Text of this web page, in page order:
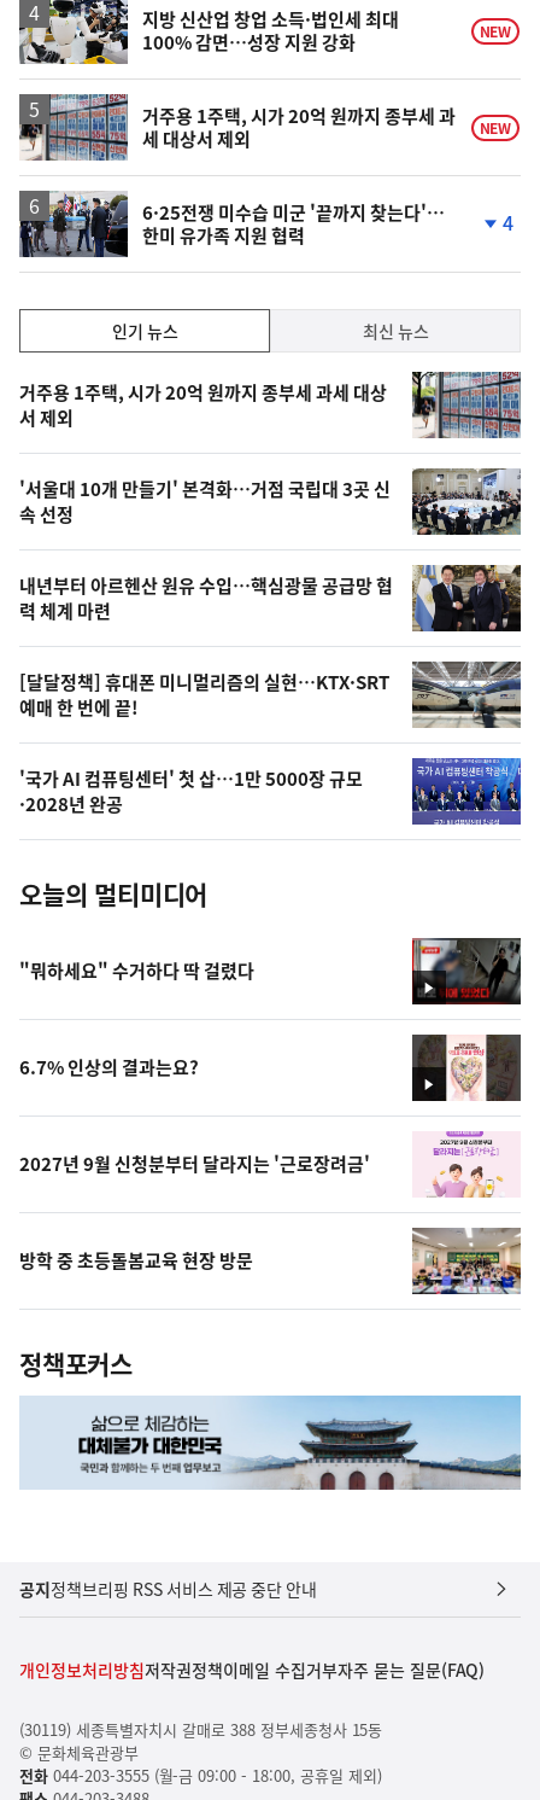
지방 신산업 창업 소득·법인세 최대
100% 감면…성장 지원 강화
NEW
거주용 1주택, 시가 20억 원까지 종부세 과
세 대상서 제외
NEW
6·25전쟁 미수습 미군 '끝까지 찾는다'…
한미 유가족 지원 협력
락
4
기,
최
신,
오
늘
의
영
상
오
늘
의
사
진
인기 뉴스 최신 뉴스
기
뉴
스
거주용 1주택, 시가 20억 원까지 종부세 과세 대상
서 제외
'서울대 10개 만들기' 본격화…거점 국립대 3곳 신
속 선정
내년부터 아르헨산 원유 수입…핵심광물 공급망 협
력 체계 마련
[달달정책] 휴대폰 미니멀리즘의 실현…KTX·SRT
예매 한 번에 끝!
'국가 AI 컴퓨팅센터' 첫 삽…1만 5000장 규모
·2028년 완공
오늘의 멀티미디어
영
상
"뭐하세요" 수거하다 딱 걸렸다
영
상
6.7% 인상의 결과는요?
2027년 9월 신청분부터 달라지는 '근로장려금'
방학 중 초등돌봄교육 현장 방문
정책포커스
공지정책브리핑 RSS 서비스 제공 중단 안내
개인정보처리방침저작권정책이메일 수집거부자주 묻는 질문(FAQ)
(30119) 세종특별자치시 갈매로 388 정부세종청사 15동
© 문화체육관광부
전화044-203-3555 (월-금 09:00 - 18:00, 공휴일 제외)